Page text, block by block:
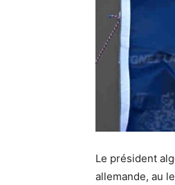
Le président
allemande, au